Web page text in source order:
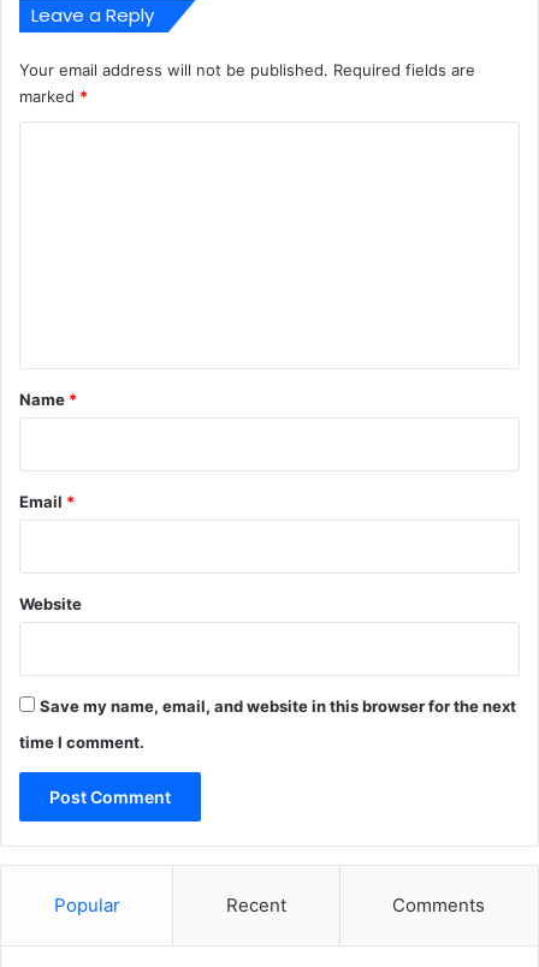
Leave a Reply
Your email address will not be published. Required fields are
marked *
*
Name *
Email *
Website
Save my name, email, and website in this browser for the next
time I comment.
Popular Recent Comments